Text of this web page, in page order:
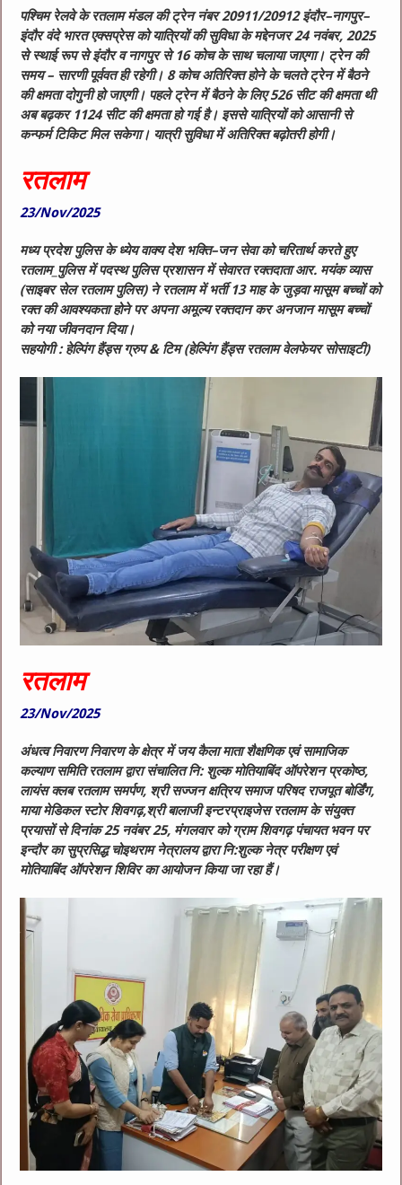
पश्चिम रेलवे के रतलाम मंडल की ट्रेन नंबर 20911/20912 इंदौर–नागपुर–
इंदौर वंदे भारत एक्सप्रेस को यात्रियों की सुविधा के मद्देनजर 24 नवंबर, 2025
से स्थाई रूप से इंदौर व नागपुर से 16 कोच के साथ चलाया जाएगा। ट्रेन की
समय – सारणी पूर्ववत ही रहेगी। 8 कोच अतिरिक्त होने के चलते ट्रेन में बैठने
की क्षमता दोगुनी हो जाएगी। पहले ट्रेन में बैठने के लिए 526 सीट की क्षमता थी
अब बढ़कर 1124 सीट की क्षमता हो गई है। इससे यात्रियों को आसानी से
कन्फर्म टिकिट मिल सकेगा। यात्री सुविधा में अतिरिक्त बढ़ोतरी होगी।
रतलाम
23/Nov/2025
मध्य प्रदेश पुलिस के ध्येय वाक्य देश भक्ति–जन सेवा को चरितार्थ करते हुए
रतलाम_पुलिस में पदस्थ पुलिस प्रशासन में सेवारत रक्तदाता आर. मयंक व्यास
(साइबर सेल रतलाम पुलिस) ने रतलाम में भर्ती 13 माह के जुड़वा मासूम बच्चों को
रक्त की आवश्यकता होने पर अपना अमूल्य रक्तदान कर अनजान मासूम बच्चों
को नया जीवनदान दिया।
सहयोगी : हेल्पिंग हैंड्स ग्रुप & टिम (हेल्पिंग हैंड्स रतलाम वेलफेयर सोसाइटी)
रतलाम
23/Nov/2025
अंधत्व निवारण निवारण के क्षेत्र में जय कैला माता शैक्षणिक एवं सामाजिक
कल्याण समिति रतलाम द्वारा संचालित नि: शुल्क मोतियाबिंद ऑपरेशन प्रकोष्ठ,
लायंस क्लब रतलाम समर्पण, श्री सज्जन क्षत्रिय समाज परिषद राजपूत बोर्डिंग,
माया मेडिकल स्टोर शिवगढ़,श्री बालाजी इन्टरप्राइजेस रतलाम के संयुक्त
प्रयासों से दिनांक 25 नवंबर 25, मंगलवार को ग्राम शिवगढ़ पंचायत भवन पर
इन्दौर का सुप्रसिद्ध चोइथराम नेत्रालय द्वारा नि:शुल्क नेत्र परीक्षण एवं
मोतियाबिंद ऑपरेशन शिविर का आयोजन किया जा रहा हैं।